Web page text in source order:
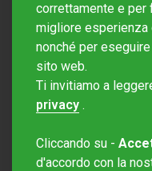
Sito
correttamente e per
migliore
nonché per
sito web.
Ti invitiamo a
privacy .
Cliccando su -
d'accordo con la